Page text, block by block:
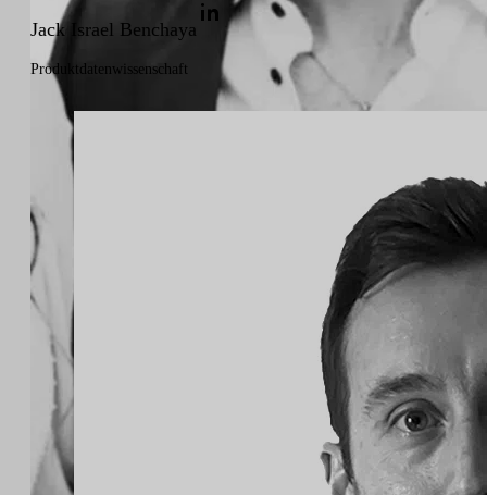
Jack Israel Benchaya
Produktdatenwissenschaft